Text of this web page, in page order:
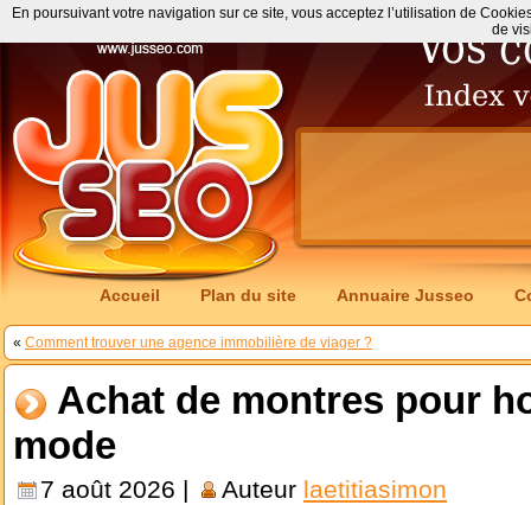
Accueil Plan du site Annuaire Jusseo
« Comment trouver une agence immobilière de viager ?
Achat de montres pour
mode
7 août 2026 | Auteur laetitiasimon
En poursuivant votre navigation sur ce site, vous acceptez l’utilisation de
de